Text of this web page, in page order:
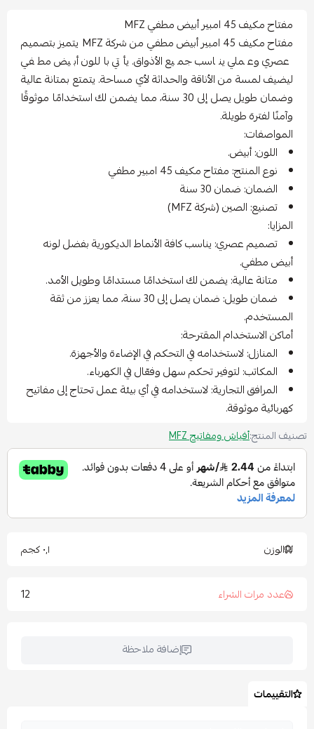
مفتاح مكيف 45 امبير أبيض مطفي MFZ
مفتاح مكيف 45 امبير أبيض مطفي من شركة MFZ يتميز بتصميم
عصري وعملي يناسب جميع الأذواق. يأتي باللون أبيض مطفي
ليضيف لمسة من الأناقة والحداثة لأي مساحة. يتمتع بمتانة عالية
وضمان طويل يصل إلى 30 سنة، مما يضمن لك استخدامًا موثوقًا
وآمنًا لفترة طويلة.
المواصفات:
اللون: أبيض.
نوع المنتج: مفتاح مكيف 45 امبير مطفي
الضمان: ضمان 30 سنة
تصنيع: الصين (شركة MFZ)
المزايا:
تصميم عصري: يناسب كافة الأنماط الديكورية بفضل لونه
أبيض مطفي.
متانة عالية: يضمن لك استخدامًا مستدامًا وطويل الأمد.
ضمان طويل: ضمان يصل إلى 30 سنة، مما يعزز من ثقة
المستخدم.
أماكن الاستخدام المقترحة:
المنازل: لاستخدامه في التحكم في الإضاءة والأجهزة.
المكاتب: لتوفير تحكم سهل وفعّال في الكهرباء.
المرافق التجارية: لاستخدامه في أي بيئة عمل تحتاج إلى مفاتيح
كهربائية موثوقة.
تصنيف المنتج:أفياش ومفاتيح MFZ
الوزن ٠٫١ كجم
عدد مرات الشراء 12
إضافة ملاحظة
التقييمات